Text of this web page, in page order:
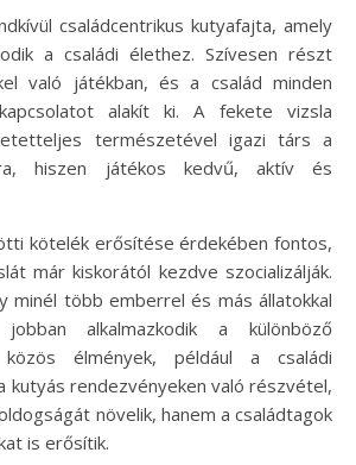
családcentrikus kutyafajta, amely
a családi élethez. Szívesen részt
való játékban, és a család minden
alakít ki. A fekete vizsla
természetével igazi társ a
hiszen játékos kedvű, aktív és
kötelék erősítése érdekében fontos,
már kiskorától kezdve szocializálják.
minél több emberrel és más állatokkal
alkalmazkodik a különböző
élmények, például a családi
kutyás rendezvényeken való részvétel,
növelik, hanem a családtagok
is erősítik.